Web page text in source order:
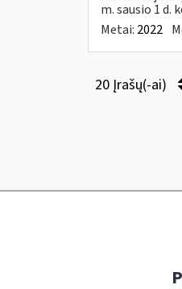
m. sausio 1 d.
Metai: 2022
20 Įrašų(-ai)